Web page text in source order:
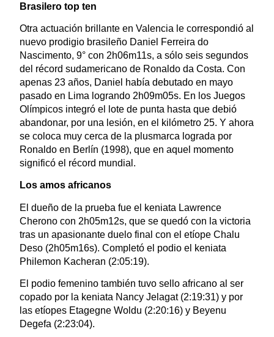
Brasilero top ten
Otra actuación brillante en Valencia le correspondió al
nuevo prodigio brasileño Daniel Ferreira do
Nascimento, 9° con 2h06m11s, a sólo seis segundos
del récord sudamericano de Ronaldo da Costa. Con
apenas 23 años, Daniel había debutado en mayo
pasado en Lima logrando 2h09m05s. En los Juegos
Olímpicos integró el lote de punta hasta que debió
abandonar, por una lesión, en el kilómetro 25. Y ahora
se coloca muy cerca de la plusmarca lograda por
Ronaldo en Berlín (1998), que en aquel momento
significó el récord mundial.
Los amos africanos
El dueño de la prueba fue el keniata Lawrence
Cherono con 2h05m12s, que se quedó con la victoria
tras un apasionante duelo final con el etíope Chalu
Deso (2h05m16s). Completó el podio el keniata
Philemon Kacheran (2:05:19).
El podio femenino también tuvo sello africano al ser
copado por la keniata Nancy Jelagat (2:19:31) y por
las etíopes Etagegne Woldu (2:20:16) y Beyenu
Degefa (2:23:04).